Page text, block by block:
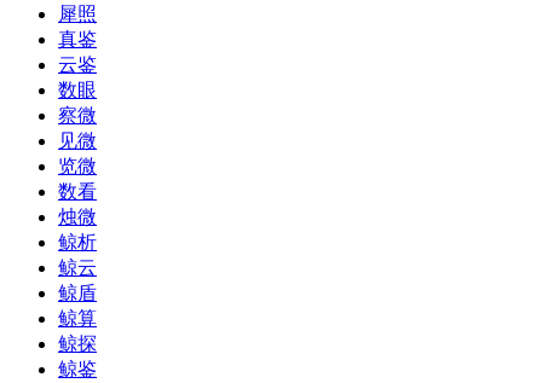
犀照
真鉴
云鉴
数眼
察微
见微
览微
数看
烛微
鲸析
鲸云
鲸盾
鲸算
鲸探
鲸鉴